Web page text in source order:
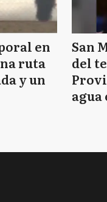
en
ruta
y un
San
del
agua